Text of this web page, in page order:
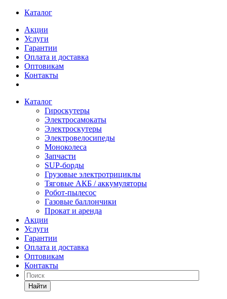
Каталог
Акции
Услуги
Гарантии
Оплата и доставка
Оптовикам
Контакты
Каталог
Гироскутеры
Электросамокаты
Электроскутеры
Электровелосипеды
Моноколеса
Запчасти
SUP-борды
Грузовые электротрициклы
Тяговые АКБ / аккумуляторы
Робот-пылесос
Газовые баллончики
Прокат и аренда
Акции
Услуги
Гарантии
Оплата и доставка
Оптовикам
Контакты
Найти